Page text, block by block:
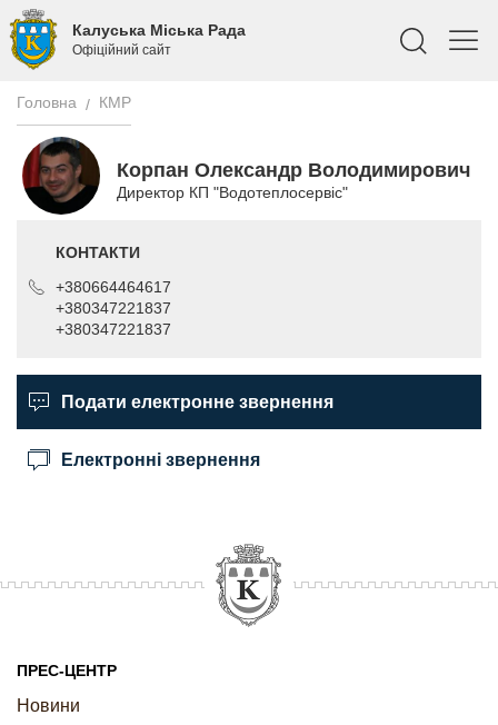
Калуська Міська Рада
Офіційний сайт
Головна КМР
Корпан Олександр Володимирович
Директор КП "Водотеплосервіс"
КОНТАКТИ
+380664464617
+380347221837
+380347221837
Подати електронне звернення
Електронні звернення
ПРЕС-ЦЕНТР
Новини